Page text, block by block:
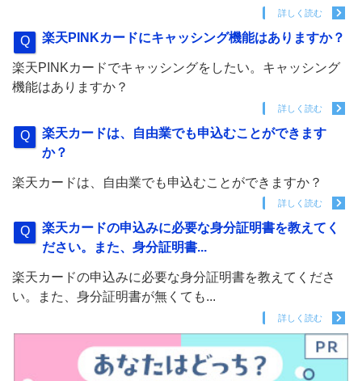
詳しく読む
楽天PINKカードにキャッシング機能はありますか？
楽天PINKカードでキャッシングをしたい。キャッシング
機能はありますか？
詳しく読む
楽天カードは、自由業でも申込むことができます
か？
楽天カードは、自由業でも申込むことができますか？
詳しく読む
楽天カードの申込みに必要な身分証明書を教えてく
ださい。また、身分証明書...
楽天カードの申込みに必要な身分証明書を教えてくださ
い。また、身分証明書が無くても...
詳しく読む